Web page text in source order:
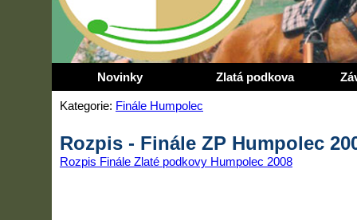
Novinky Zlatá podkova
Kategorie: Finále Humpolec
Rozpis - Finále ZP Humpolec
Rozpis Finále Zlaté podkovy Humpolec 2008